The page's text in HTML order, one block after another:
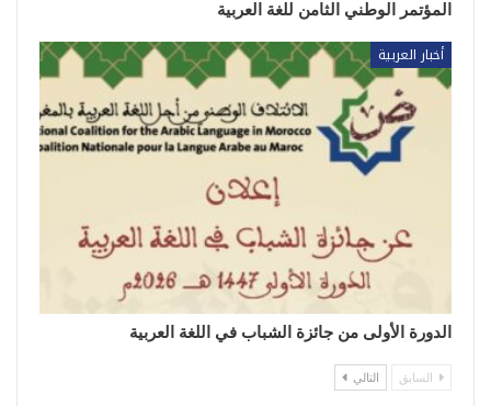
المؤتمر الوطني الثامن للغة العربية
أخبار العربية
الدورة الأولى من جائزة الشباب في اللغة العربية
السابق التالي